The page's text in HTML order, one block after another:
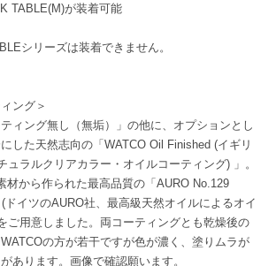
TABLE(M)が装着可能
シリーズは装着できません。
ング＞
ィング無し（無垢）」の他に、オプションとし
した天然志向の「WATCO Oil Finished (イギリ
ュラルクリアカラー・オイルコーティング) 」。
材から作られた最高品質の「AURO No.129
ドイツのAURO社、最高級天然オイルによるオイ
ご用意しました。両コーティングとも乾燥後の
の方が若干ですが色が濃く、塗りムラが
あります。画像で確認願います。